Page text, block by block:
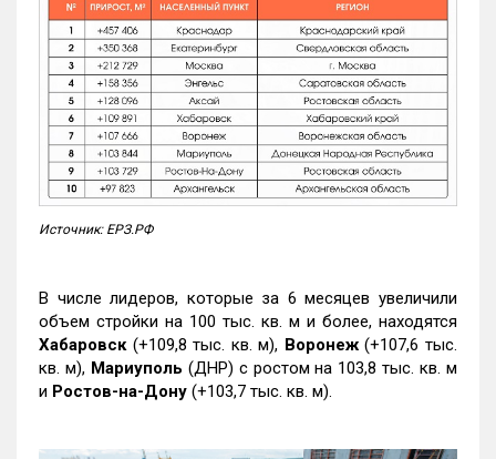
Источник: ЕРЗ.РФ
В числе лидеров, которые за 6 месяцев увеличили
объем стройки на 100 тыс. кв. м и более, находятся
Хабаровск (+109,8 тыс. кв. м), Воронеж(+107,6 тыс.
кв. м), Мариуполь (ДНР) с ростом на 103,8 тыс. кв. м
и Ростов-на-Дону (+103,7 тыс. кв. м).